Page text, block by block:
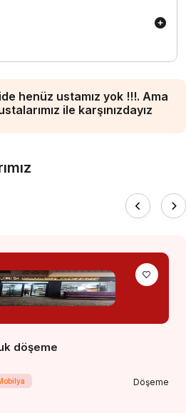
henüz ustamız yok !!!. Ama
ile karşınızdayız
döşeme
Döşeme